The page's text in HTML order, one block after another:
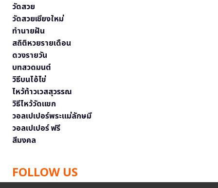
วัดสวย
วัดสวยเชียงใหม่
ทำนายฝัน
สถิติหวยรายเดือน
ดวงรายวัน
บทสวดมนต์
วิธีบนไอ้ไข่
ไหว้ท้าวเวสสุวรรณ
วิธีไหว้วัดแขก
วอลเปเปอร์พระแม่ลักษมี
วอลเปเปอร์ ฟรี
สีมงคล
FOLLOW US